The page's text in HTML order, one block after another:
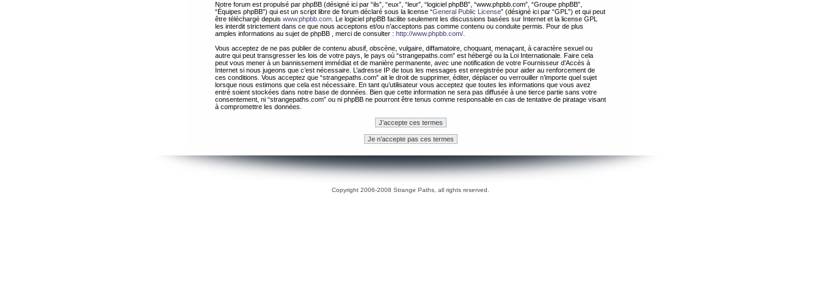
Notre forum est propulsé par phpBB (désigné ici par “ils”, “eux”, “leur”, “logiciel phpBB”, “www.phpbb.com”, “Groupe phpBB”,
“Équipes phpBB”) qui est un script libre de forum déclaré sous la license “General Public License” (désigné ici par “GPL”) et qui peut
être téléchargé depuis www.phpbb.com . Le logiciel phpBB facilite seulement les discussions basées sur Internet et la license GPL
les interdit strictement dans ce que nous acceptons et/ou n’acceptons pas comme contenu ou conduite permis. Pour de plus
amples informations au sujet de phpBB , merci de consulter : http://www.phpbb.com/
Vous acceptez de ne pas publier de contenu abusif, obscène, vulgaire, diffamatoire, choquant, menaçant, à caractère sexuel ou
autre qui peut transgresser les lois de votre pays, le pays où “strangepaths.com” est hébergé ou la Loi Internationale. Faire cela
peut vous mener à un bannissement immédiat et de manière permanente, avec une notification de votre Fournisseur d’Accès à
Internet si nous jugeons que c’est nécessaire. L’adresse IP de tous les messages est enregistrée pour aider au renforcement de
ces conditions. Vous acceptez que “strangepaths.com” ait le droit de supprimer, éditer, déplacer ou verrouiller n’importe quel sujet
lorsque nous estimons que cela est nécessaire. En tant qu’utilisateur vous acceptez que toutes les informations que vous avez
entré soient stockées dans notre base de données. Bien que cette information ne sera pas diffusée à une tierce partie sans votre
consentement, ni “strangepaths.com” ou ni phpBB ne pourront être tenus comme responsable en cas de tentative de piratage visant
à compromettre les données.
Copyright 2006-2008 Strange Paths, all rights reserved.